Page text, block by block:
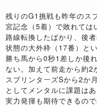
残りのG1挑戦も昨年のス
宮記念（5着）で敗れては
路線転換したばかり、後
状態の大外枠（17番）と
勝ち馬から0秒1差しか後
ない。加えて前走から約2
スプリンターズSから2か
としてメンタルに課題は
実力発揮も期待できるので